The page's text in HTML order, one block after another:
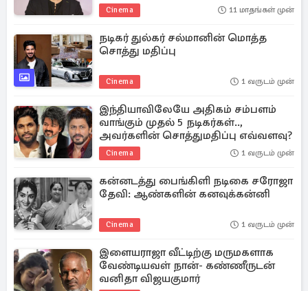
Cinema 11 மாதங்கள் முன்
நடிகர் துல்கர் சல்மானின் மொத்த
சொத்து மதிப்பு
Cinema 1 வருடம் முன்
இந்தியாவிலேயே அதிகம் சம்பளம்
வாங்கும் முதல் 5 நடிகர்கள்..,
அவர்களின் சொத்துமதிப்பு எவ்வளவு?
Cinema 1 வருடம் முன்
கன்னடத்து பைங்கிளி நடிகை சரோஜா
தேவி: ஆண்களின் கனவுக்கன்னி
Cinema 1 வருடம் முன்
இளையராஜா வீட்டிற்கு மருமகளாக
வேண்டியவள் நான்- கண்ணீருடன்
வனிதா விஜயகுமார்